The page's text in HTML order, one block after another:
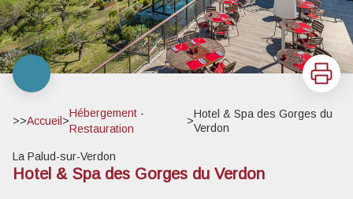
Imprimer
>>Accueil >
Hébergement -
Restauration
>
Hotel & Spa des Gorges du
Verdon
La Palud-sur-Verdon
Hotel & Spa des Gorges du Verdon